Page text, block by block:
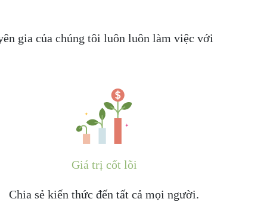
gia của chúng tôi luôn luôn làm việc với
Giá trị cốt lõi
Chia sẻ kiến thức đến tất cả mọi người.